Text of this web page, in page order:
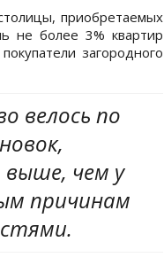
приобретаемых
не более 3% квартир
загородного
велось по
выше, чем у
причинам